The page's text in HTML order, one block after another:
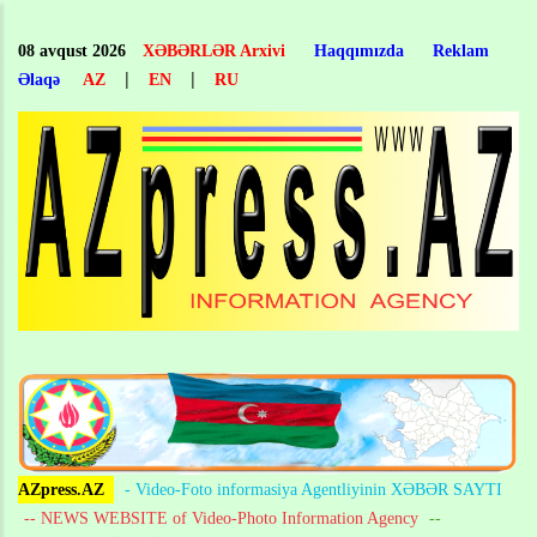
main
content
08 avqust 2026 XƏBƏRLƏR Arxivi Haqqımızda
Reklam
Əlaqə
AZ | EN | RU
AZpress.AZ
- Video-Foto informasiya Agentliyinin XƏBƏR SAYTI
-- NEWS WEBSITE of Video-Photo Information Agency --